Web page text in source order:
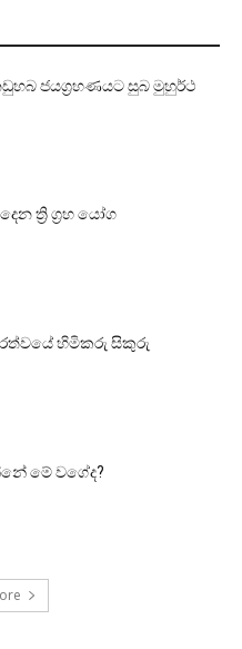
ජයග්‍රහණයට සුබ මුහුර්ථ
ත්‍රි ග්‍රහ යෝග
හිමිකරු සිකුරු
මේ වගේද?